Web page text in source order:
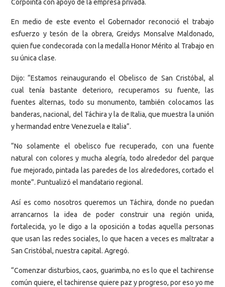
Corpointa con apoyo de la empresa privada.
En medio de este evento el Gobernador reconoció el trabajo
esfuerzo y tesón de la obrera, Greidys Monsalve Maldonado,
quien fue condecorada con la medalla Honor Mérito al Trabajo en
su única clase.
Dijo: “Estamos reinaugurando el Obelisco de San Cristóbal, al
cual tenía bastante deterioro, recuperamos su fuente, las
fuentes alternas, todo su monumento, también colocamos las
banderas, nacional, del Táchira y la de Italia, que muestra la unión
y hermandad entre Venezuela e Italia”.
“No solamente el obelisco fue recuperado, con una fuente
natural con colores y mucha alegría, todo alrededor del parque
fue mejorado, pintada las paredes de los alrededores, cortado el
monte”. Puntualizó el mandatario regional.
Así es como nosotros queremos un Táchira, donde no puedan
arrancarnos la idea de poder construir una región unida,
fortalecida, yo le digo a la oposición a todas aquella personas
que usan las redes sociales, lo que hacen a veces es maltratar a
San Cristóbal, nuestra capital. Agregó.
“Comenzar disturbios, caos, guarimba, no es lo que el tachirense
común quiere, el tachirense quiere paz y progreso, por eso yo me